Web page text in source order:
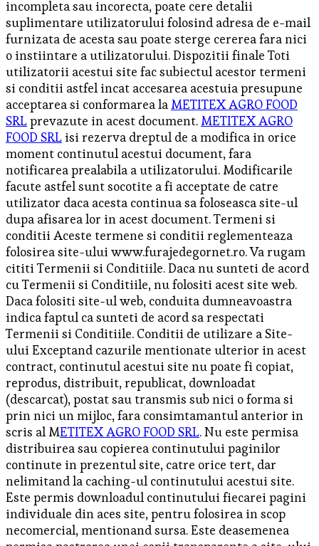
incompleta sau incorecta, poate cere detalii
suplimentare utilizatorului folosind adresa de e-mail
furnizata de acesta sau poate sterge cererea fara nici
o instiintare a utilizatorului. Dispozitii finale Toti
utilizatorii acestui site fac subiectul acestor termeni
si conditii astfel incat accesarea acestuia presupune
acceptarea si conformarea la METITEX AGRO FOOD
SRLprevazute in acest document. METITEX AGRO
FOOD SRLisi rezerva dreptul de a modifica in orice
moment continutul acestui document, fara
notificarea prealabila a utilizatorului. Modificarile
facute astfel sunt socotite a fi acceptate de catre
utilizator daca acesta continua sa foloseasca site-ul
dupa afisarea lor in acest document. Termeni si
conditii Aceste termene si conditii reglementeaza
folosirea site-ului www.furajedegornet.ro. Va rugam
cititi Termenii si Conditiile. Daca nu sunteti de acord
cu Termenii si Conditiile, nu folositi acest site web.
Daca folositi site-ul web, conduita dumneavoastra
indica faptul ca sunteti de acord sa respectati
Termenii si Conditiile. Conditii de utilizare a Site-
ului Exceptand cazurile mentionate ulterior in acest
contract, continutul acestui site nu poate fi copiat,
reprodus, distribuit, republicat, downloadat
(descarcat), postat sau transmis sub nici o forma si
prin nici un mijloc, fara consimtamantul anterior in
scris al METITEX AGRO FOOD SRL. Nu este permisa
distribuirea sau copierea continutului paginilor
continute in prezentul site, catre orice tert, dar
nelimitand la caching-ul continutului acestui site.
Este permis downloadul continutului fiecarei pagini
individuale din aces site, pentru folosirea in scop
necomercial, mentionand sursa. Este deasemenea